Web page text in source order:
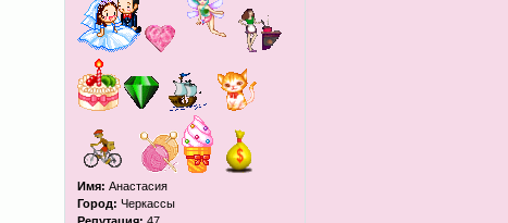
Имя: Анастасия
Город: Черкассы